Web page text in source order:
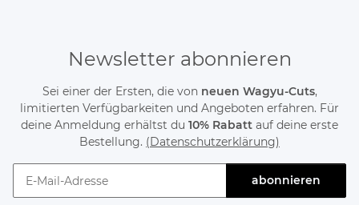
Newsletter abonnieren
Sei einer der Ersten, die von neuen Wagyu-Cuts,
limitierten Verfügbarkeiten und Angeboten erfahren. Für
deine Anmeldung erhältst du 10% Rabatt auf deine erste
Bestellung. (Datenschutzerklärung)
abonnieren